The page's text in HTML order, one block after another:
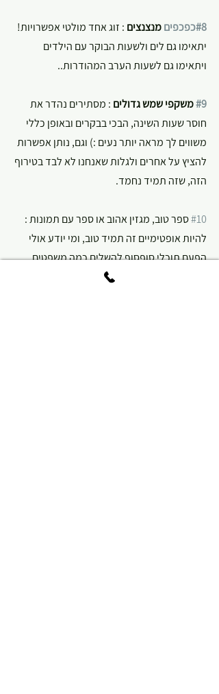
#8כפכפים מנצנצים : זוג אחד מולטי אפשרויות!
יתאימו גם לים ולשעות הבוקר עם הילדים
ויתאימו גם לשעות הערב המהודרות..
#9 משקפי שמש גדולים : מסתירים נהדר את
חוסר שעות השינה, הבכי בבקרים ובאופן כללי
משווים לך מראה יותר נעים :) וגם, נותן אפשרות
להציץ על אחרים ולגלות שאנחנו לא לבד בטירוף
הזה, שזה תמיד נחמד.
#10 ספר טוב, מגזין אהוב או ספר עם תמונות :
להיות אופטימיים זה תמיד טוב, ומי יודע אולי
הפעם תוכלי סופסוף להשלים כמה משפטים
בספר שמחכה לך כבר שלוש שנים על יד